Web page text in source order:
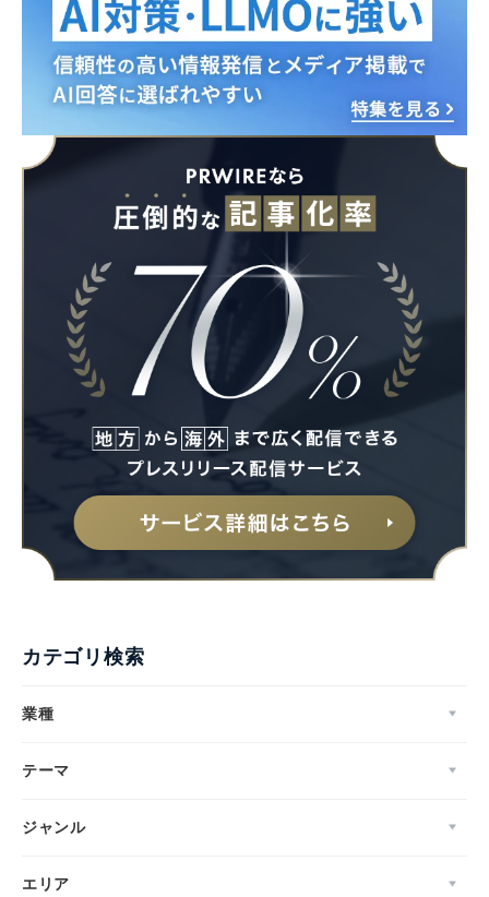
カテゴリ検索
業種
テーマ
ジャンル
エリア
Japanese
English